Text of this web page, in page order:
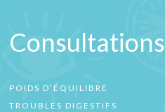
Consultations
POIDS D’ÉQUILIBRE
TROUBLES DIGESTIFS